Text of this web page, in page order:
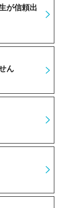
が信頼出
ん